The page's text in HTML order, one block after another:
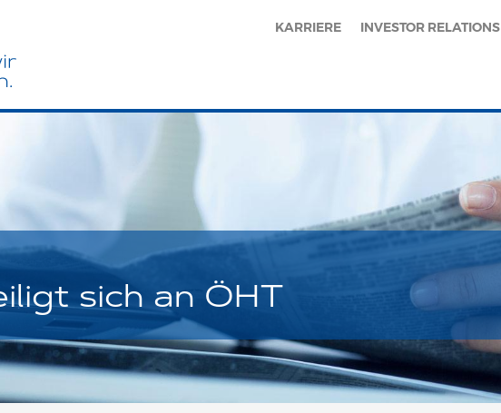
KARRIERE INVESTOR RELATIONS
sich an ÖHT